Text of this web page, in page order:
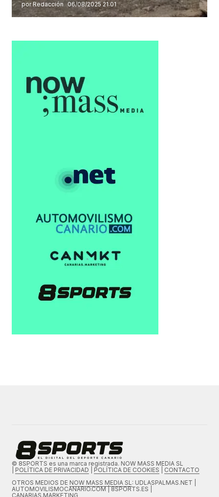
por Redacción 06/08/2025 21:01
© 8SPORTS es una marca registrada. NOW MASS MEDIA SL
POLÍTICA DE PRIVACIDAD POLÍTICA DE COOKIES
CONTACTO
OTROS MEDIOS DE NOW MASS MEDIA SL: UDLASPALMAS.NET |
AUTOMOVILISMOCANARIO.COM | 8SPORTS.ES |
CANARIAS.MARKETING